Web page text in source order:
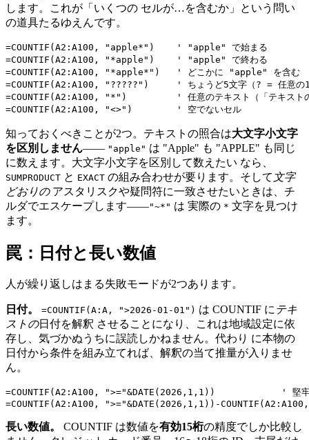
します。これが「いくつの セルが…を含むか」という問い
の道具たるゆえんです。
=COUNTIF(A2:A100, "apple*")    ' "apple" で始まる
=COUNTIF(A2:A100, "*apple")    ' "apple" で終わる
=COUNTIF(A2:A100, "*apple*")   ' どこかに "apple" を含む
=COUNTIF(A2:A100, "?????")     ' ちょうど5文字（? = 任意の1
=COUNTIF(A2:A100, "*")         ' 任意のテキスト（「テキストの
知っておくべきことが2つ。テキストの照合は大文字小文字
を区別しません—— "apple" は "Apple" も "APPLE" も同じ
に数えます。大文字小文字を区別して数えたい なら、
SUMPRODUCT と EXACT の組み合わせが要ります。そして 文字
どおりのアスタリスクや疑問符に一致させたいときは、チ
ルダでエスケープします——"~*" は 実際の * 文字を見つけ
ます。
罠：日付と長い数値
人が繰り返しはまる失敗モードが2つあります。
日付。 =COUNTIF(A:A, ">2026-01-01") は COUNTIF にテキ
ストの日付を解釈 させることになり、これは地域設定に依
存し、気づかぬうちに誤読しかねません。代わり に本物の
日付から条件を組み立てれば、解釈の当て推量が入りませ
ん。
=COUNTIF(A2:A100, ">="&DATE(2026,1,1))            ' 堅牢、
長い数値。 COUNTIF は数値を有効15桁の精度でしか比較し